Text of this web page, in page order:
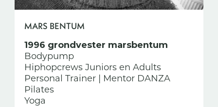
MARS BENTUM
1996 grondvester marsbentum
Bodypump
Hiphopcrews Juniors en Adults
Personal Trainer | Mentor DANZA
Pilates
Yoga